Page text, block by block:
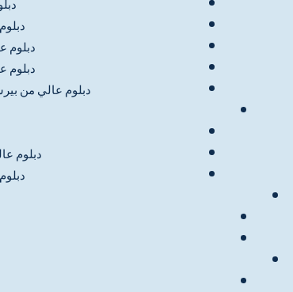
دبلوم
دبلوم
دبلوم عالي من
دبلوم